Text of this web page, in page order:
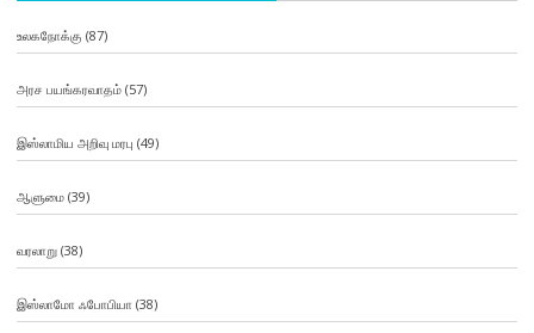
உலகநோக்கு (87)
அரச பயங்கரவாதம்(57)
இஸ்லாமிய அறிவு மரபு (49)
ஆளுமை(39)
வரலாறு(38)
இஸ்லாமோ ஃபோபியா (38)